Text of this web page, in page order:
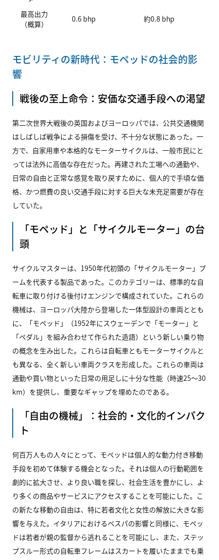
最高出力
（概算）
0.6 bhp 約0.8 bhp
モビリティの新時代：モペッドの社会的影
響
戦後の至上命令：安価な交通手段への渇望
第二次世界大戦後の英国およびヨーロッパでは、公共交通機関
はしばしば戦争による損傷を受け、不十分な状態にあった。一
方で、自家用車や本格的なモーターサイクルは、一般市民にと
っては法外に高価な存在だった。再建された工場への通勤や、
日常の自由と正常な感覚を取り戻すために、個人的で手頃な価
格、かつ燃費の良い交通手段に対する巨大な未充足需要が存在
していた。
「モペッド」と「サイクルモーター」の台
頭
サイクルマスターは、1950年代初頭の「サイクルモーター」ブ
ームを代表する製品であった。このカテゴリーは、標準的な自
転車に取り付ける後付けエンジンで構成されていた。これらの
機械は、ヨーロッパ大陸から登場した一体型設計の車両ととも
に、「モペッド」（1952年にスウェーデンで「モーター」と
「ペダル」を組み合わせて作られた造語）という新しい乗り物
の概念を生み出した。これらは自転車ともモーターサイクルと
も異なる、全く新しい車両クラスを形成した。これらの車両は
通勤や買い物といった日常の用足しに十分な性能（時速25〜30
km）を提供し、重要なギャップを埋めたのである。
「自由の機械」：社会的・文化的インパク
ト
何百万人もの人々にとって、モペッドは個人的な動力付き移動
手段を初めて体験する機会となった。それは個人の行動範囲を
劇的に拡大させ、より良い職を探し、社会生活を豊かにし、よ
り多くの商品やサービスにアクセスすることを可能にした。こ
の新たな移動の自由は、特に若者文化と女性の解放に大きな影
響を与えた。イタリアにおけるベスパの影響と同様に、モペッ
ドは若者が親の監督から逃れることを可能にし、また、ステッ
プスルー形式の自転車フレームはスカートを履いたままでも乗